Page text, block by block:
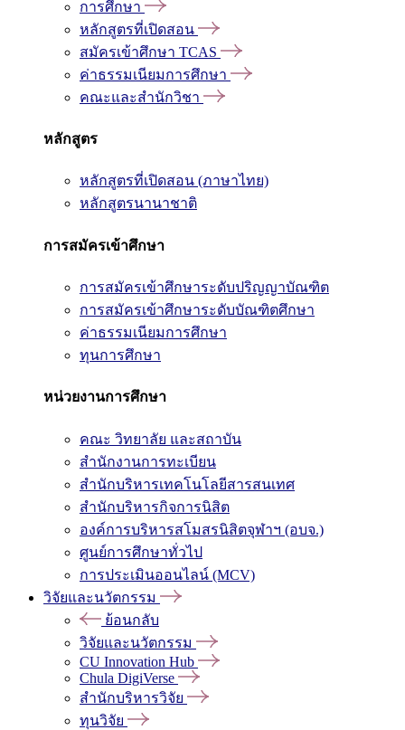
การศึกษา
หลักสูตรที่เปิดสอน
สมัครเข้าศึกษา TCAS
ค่าธรรมเนียมการศึกษา
คณะและสำนักวิชา
หลักสูตร
หลักสูตรที่เปิดสอน (ภาษาไทย)
หลักสูตรนานาชาติ
การสมัครเข้าศึกษา
การสมัครเข้าศึกษาระดับปริญญาบัณฑิต
การสมัครเข้าศึกษาระดับบัณฑิตศึกษา
ค่าธรรมเนียมการศึกษา
ทุนการศึกษา
หน่วยงานการศึกษา
คณะ วิทยาลัย และสถาบัน
สำนักงานการทะเบียน
สำนักบริหารเทคโนโลยีสารสนเทศ
สำนักบริหารกิจการนิสิต
องค์การบริหารสโมสรนิสิตจุฬาฯ (อบจ.)
ศูนย์การศึกษาทั่วไป
การประเมินออนไลน์ (MCV)
วิจัยและนวัตกรรม
ย้อนกลับ
วิจัยและนวัตกรรม
CU Innovation Hub
Chula DigiVerse
สำนักบริหารวิจัย
ทุนวิจัย